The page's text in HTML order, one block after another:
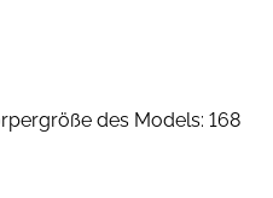
des Models: 168